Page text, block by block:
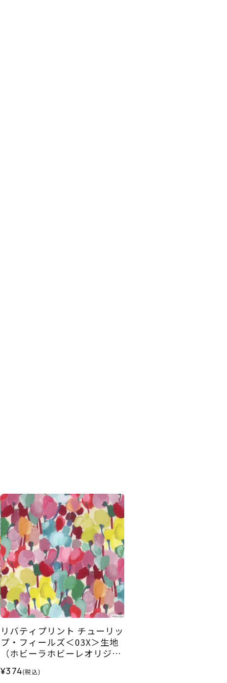
リバティプリント チューリッ
プ・フィールズ＜03X＞生地
（ホビーラホビーレオリジナ
¥374(税込)